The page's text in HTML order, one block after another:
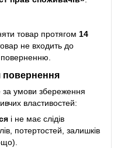
товар протягом 14
не входить до
умови збереження
властивостей:
і не має слідів
потертостей, залишків